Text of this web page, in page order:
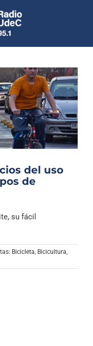
en vivo
del uso
de
su fácil
Bicicleta Bicicultura